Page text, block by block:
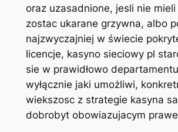
oraz uzasadnione, jesli nie
zostac ukarane grzywna, albo
najzwyczajniej w świecie
licencje, kasyno sieciowy pl
sie w prawidłowo
wyłącznie jaki umożliwi,
wiekszosc z strategie kasyna
dobrobyt obowiazujacym